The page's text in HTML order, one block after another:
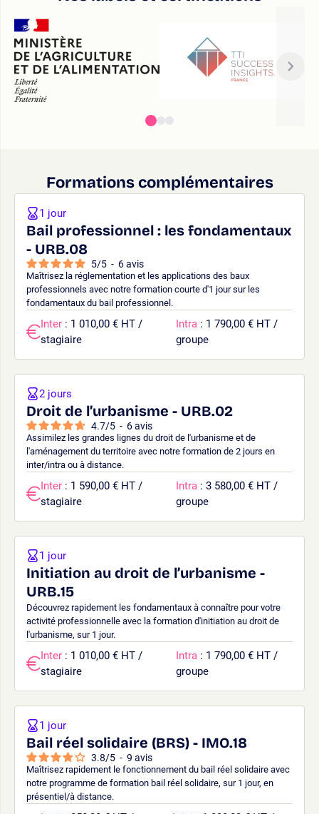
Formations complémentaires
Bail professionnel : les fondamentaux
- URB.08
5/5 - 6avis
Maîtrisez la réglementation et les applications des baux
professionnels avec notre formation courte d'1 jour sur les
fondamentaux du bail professionnel.
1 jour
Inter : 1 010,00 € HT /
stagiaire
Intra : 1 790,00 € HT /
groupe
Droit de l’urbanisme - URB.02
4.7/5 - 6avis
Assimilez les grandes lignes du droit de l'urbanisme et de
l'aménagement du territoire avec notre formation de 2 jours en
inter/intra ou à distance.
2 jours
Inter : 1 590,00 € HT /
stagiaire
Intra : 3 580,00 € HT /
groupe
Initiation au droit de l’urbanisme -
URB.15
Découvrez rapidement les fondamentaux à connaître pour votre
activité professionnelle avec la formation d'initiation au droit de
l'urbanisme, sur 1 jour.
1 jour
Inter : 1 010,00 € HT /
stagiaire
Intra : 1 790,00 € HT /
groupe
Bail réel solidaire (BRS) - IMO.18
3.8/5 - 9 avis
Maîtrisez rapidement le fonctionnement du bail réel solidaire avec
notre programme de formation bail réel solidaire, sur 1 jour, en
présentiel/à distance.
1 jour